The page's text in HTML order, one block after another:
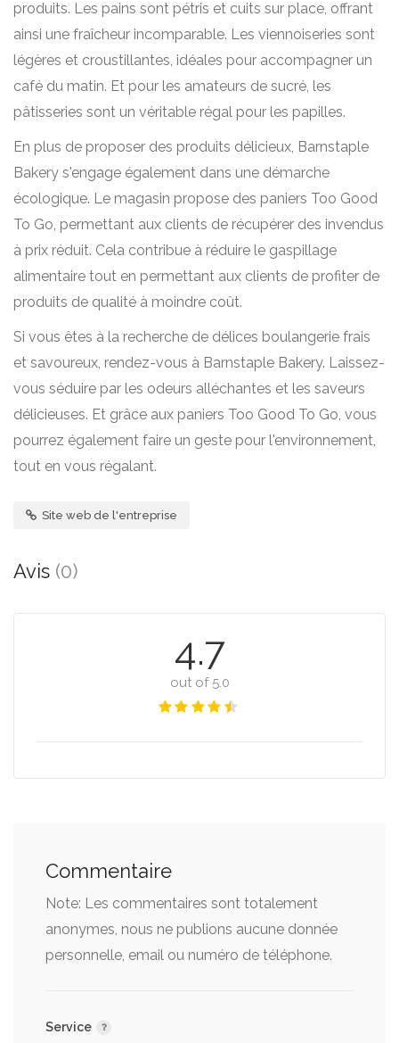
produits. Les pains sont pétris et cuits sur place, offrant
ainsi une fraîcheur incomparable. Les viennoiseries sont
légères et croustillantes, idéales pour accompagner un
café du matin. Et pour les amateurs de sucré, les
pâtisseries sont un véritable régal pour les papilles.
En plus de proposer des produits délicieux, Barnstaple
Bakery s'engage également dans une démarche
écologique. Le magasin propose des paniers Too Good
To Go, permettant aux clients de récupérer des invendus
à prix réduit. Cela contribue à réduire le gaspillage
alimentaire tout en permettant aux clients de profiter de
produits de qualité à moindre coût.
Si vous êtes à la recherche de délices boulangerie frais
et savoureux, rendez-vous à Barnstaple Bakery. Laissez-
vous séduire par les odeurs alléchantes et les saveurs
délicieuses. Et grâce aux paniers Too Good To Go, vous
pourrez également faire un geste pour l'environnement,
tout en vous régalant.
Site web de l'entreprise
Avis (0)
4.7
out of 5.0
Commentaire
Note: Les commentaires sont totalement
anonymes, nous ne publions aucune donnée
personnelle, email ou numéro de téléphone.
Service